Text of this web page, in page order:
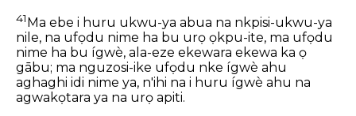
41 Ma ebe i huru ukwu-ya abua na nkpisi-ukwu-ya
nile, na ufọdu nime ha bu urọ ọkpu-ite, ma ufọdu
nime ha bu ígwè, ala-eze ekewara ekewa ka ọ
gābu; ma nguzosi-ike ufọdu nke ígwè ahu
aghaghi idi nime ya, n'ihi na i huru ígwè ahu na
agwakọtara ya na urọ apiti.